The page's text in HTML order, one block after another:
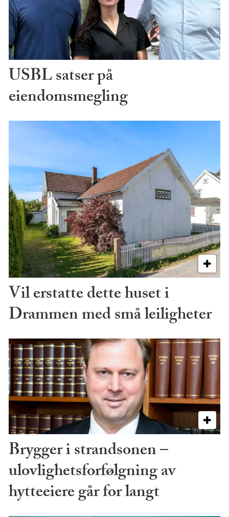
USBL satser på
eiendomsmegling
Vil erstatte dette huset i
Drammen med små leiligheter
Brygger i strandsonen –
ulovlighetsforfølgning av
hytteeiere går for langt